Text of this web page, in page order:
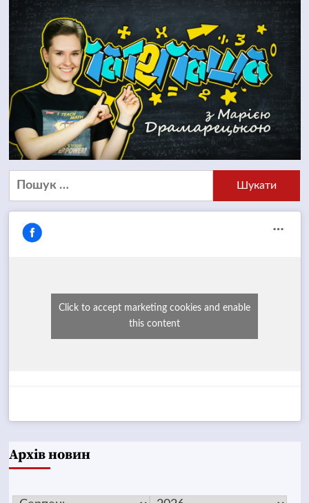
Пошук:
Click to accept marketing cookies and enable
this content
Архів новин